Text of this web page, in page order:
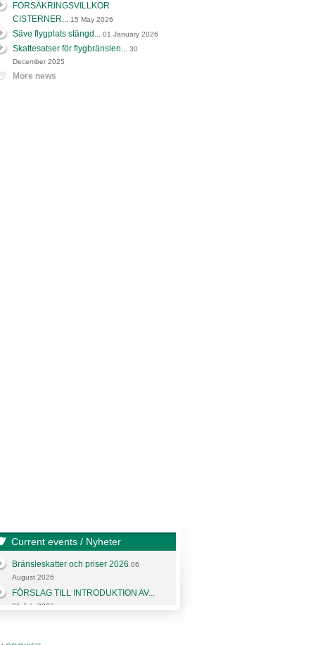
FÖRSÄKRINGSVILLKOR
CISTERNER... 15 May 2026
Säve flygplats stängd... 01 January 2026
Skattesatser för flygbränslen... 30
December 2025
More news
Current events / Nyheter
Bränsleskatter och priser 2026 06
August 2026
FÖRSLAG TILL INTRODUKTION AV...
31 July 2026